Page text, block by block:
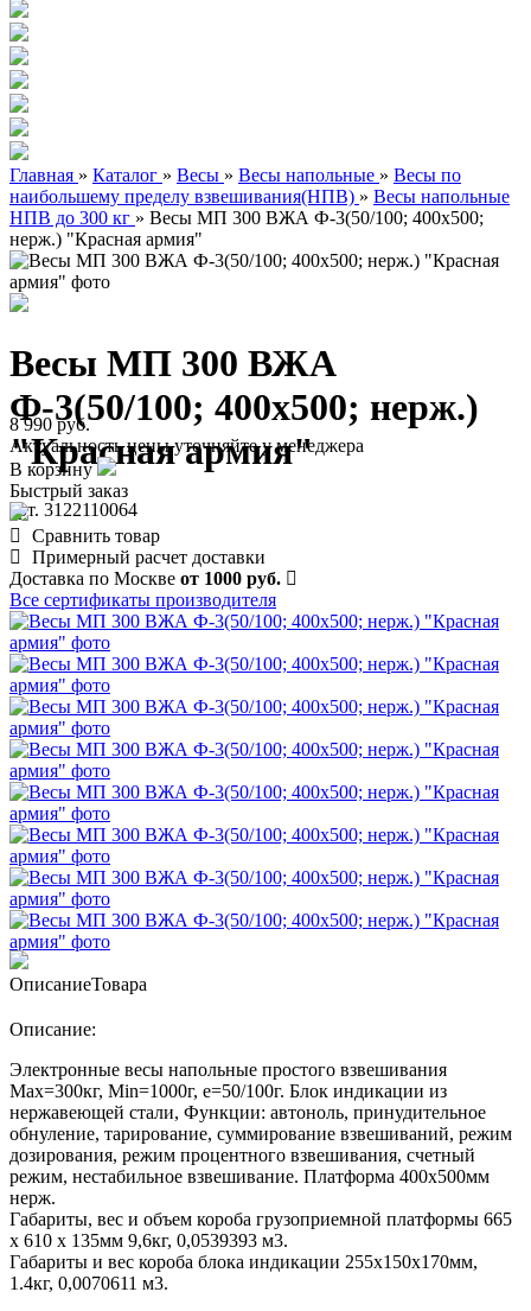
Главная » Каталог » Весы » Весы напольные » Весы по
наибольшему пределу взвешивания(НПВ) » Весы напольные
НПВ до 300 кг » Весы МП 300 ВЖА Ф-3(50/100; 400х500;
нерж.) "Красная армия"
Весы МП 300 ВЖА
Ф-3(50/100; 400х500; нерж.)
"Красная армия"
арт. 3122110064
8 990 руб.
Актуальность цены уточняйте у менеджера
В корзину
Быстрый заказ
Сравнить товар
Примерный расчет доставки
Доставка по Москве от 1000 руб.
Все сертификаты производителя
ОписаниеТовара
Описание:
Электронные весы напольные простого взвешивания
Мах=300кг, Min=1000г, e=50/100г. Блок индикации из
нержавеющей стали, Функции: автоноль, принудительное
обнуление, тарирование, суммирование взвешиваний, режим
дозирования, режим процентного взвешивания, счетный
режим, нестабильное взвешивание. Платформа 400х500мм
нерж.
Габариты, вес и объем короба грузоприемной платформы 665
х 610 х 135мм 9,6кг, 0,0539393 м3.
Габариты и вес короба блока индикации 255х150х170мм,
1.4кг, 0,0070611 м3.